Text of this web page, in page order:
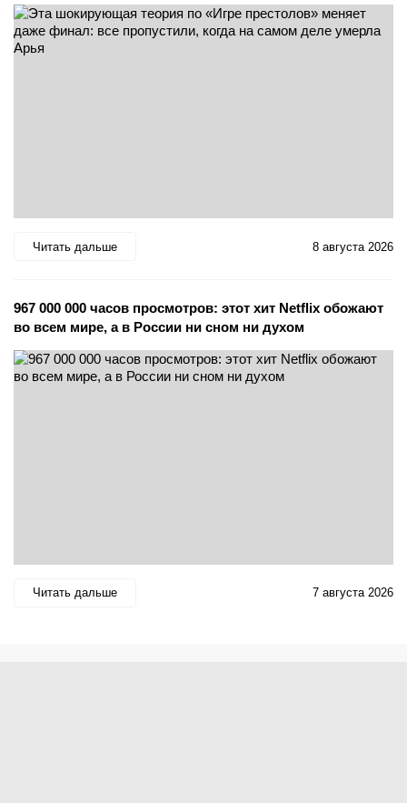
Читать дальше 8 августа 2026
967 000 000 часов просмотров: этот хит Netflix обожают
во всем мире, а в России ни сном ни духом
Читать дальше 7 августа 2026